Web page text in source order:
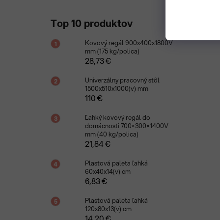
Top 10 produktov
Kovový regál 900x400x1800V
mm (175 kg/polica)
28,73 €
Univerzálny pracovný stôl
1500x510x1000(v) mm
110 €
Ľahký kovový regál do
domácnosti 700×300×1400V
mm (40 kg/polica)
21,84 €
Plastová paleta ľahká
60x40x14(v) cm
6,83 €
Plastová paleta ľahká
120x80x13(v) cm